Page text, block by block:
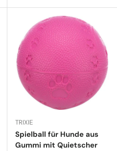
TRIXIE
Spielball für Hunde aus
Gummi mit Quietscher